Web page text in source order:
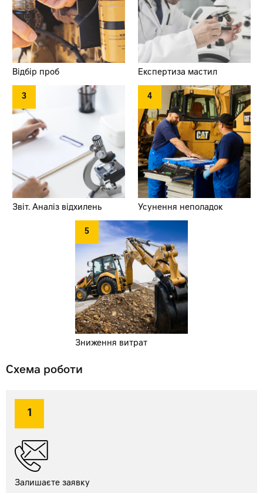
Відбір проб Експертиза мастил
3
Звіт. Аналіз відхилень
4
Усунення неполадок
5
Зниження витрат
Схема роботи
1
Залишаєте заявку